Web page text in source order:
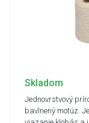
Skladom
Jednovrstvový
bavlnený motúz.